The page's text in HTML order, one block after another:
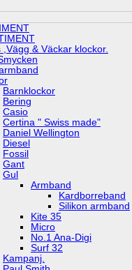
,Vägg & Väckar klockor.
Barnklockor
Bering
Casio
Certina " Swiss made"
Daniel Wellington
Diesel
Fossil
Gant
Gul
Armband
Kardborreband
Silikon armband
Kite 35
Micro
No.1 Ana-Digi
Surf 32
Kampanj.